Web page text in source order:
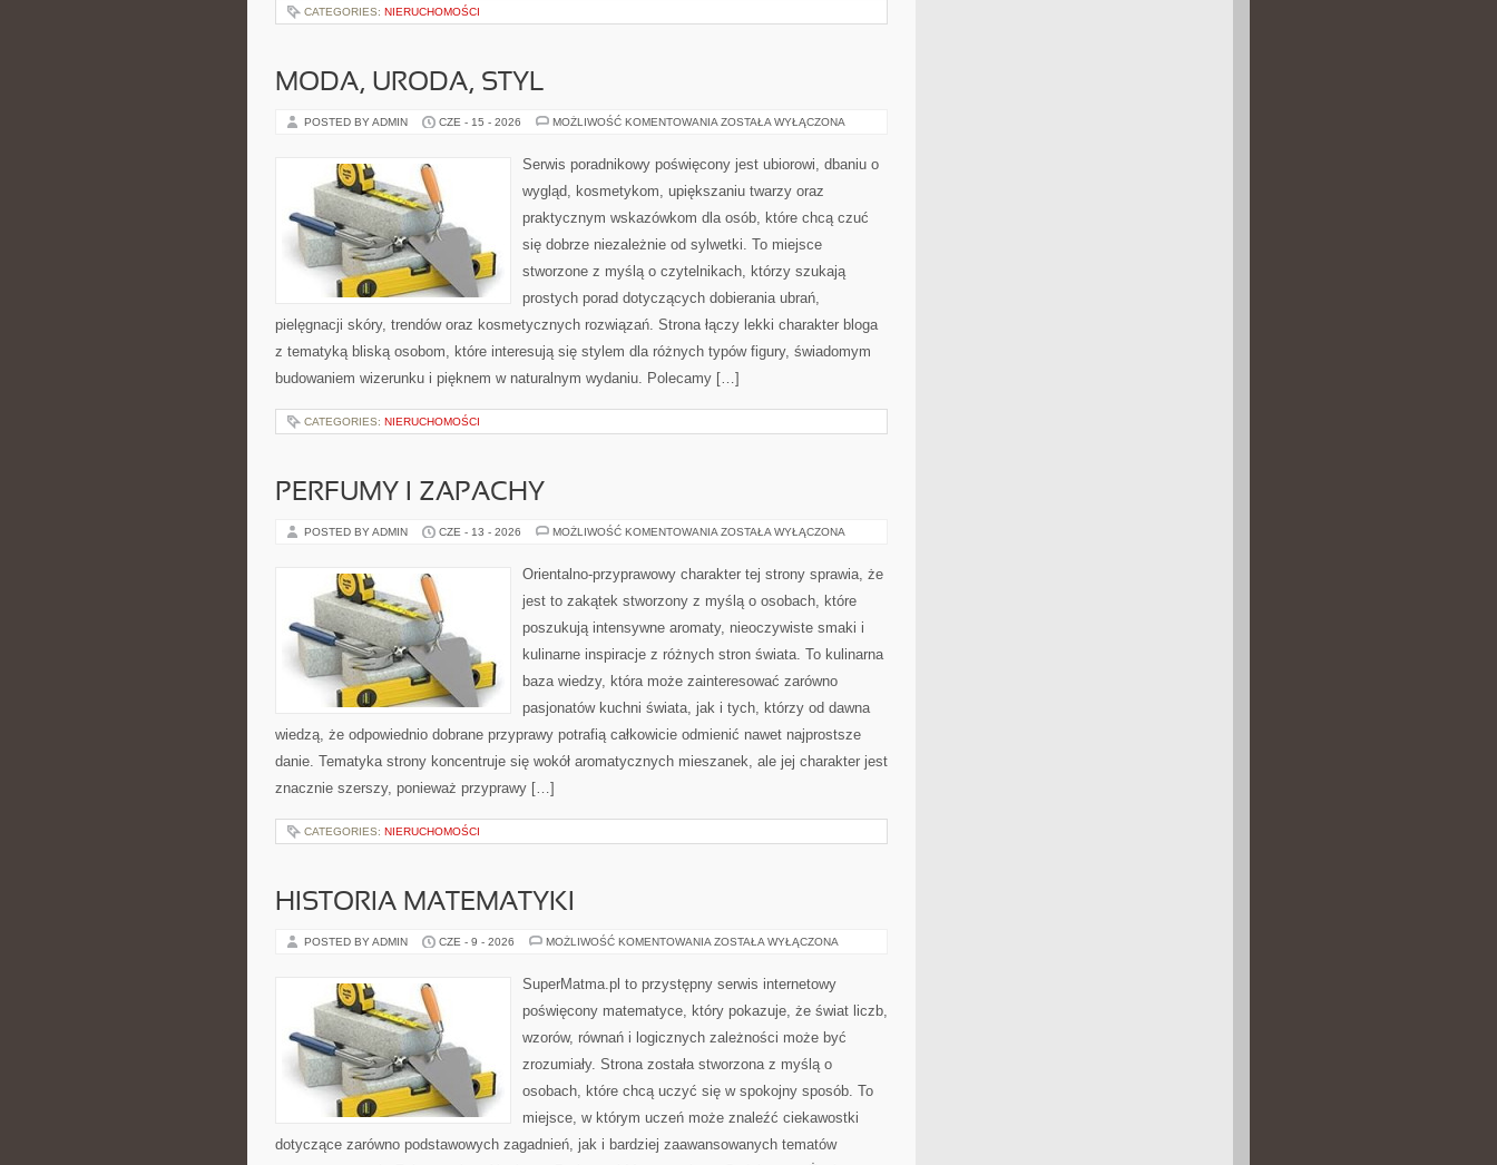
CATEGORIES: NIERUCHOMOŚCI
MODA, URODA, STYL
POSTED BY ADMIN CZE - 15 - 2026 MOŻLIWOŚĆ KOMENTOWANIA MODA,
ZOSTAŁA WYŁĄCZONA
Serwis poradnikowy poświęcony jest ubiorowi, dbaniu o
wygląd, kosmetykom, upiększaniu twarzy oraz
praktycznym wskazówkom dla osób, które chcą czuć
się dobrze niezależnie od sylwetki. To miejsce
stworzone z myślą o czytelnikach, którzy szukają
prostych porad dotyczących dobierania ubrań,
pielęgnacji skóry, trendów oraz kosmetycznych rozwiązań. Strona łączy lekki charakter bloga
z tematyką bliską osobom, które interesują się stylem dla różnych typów figury, świadomym
budowaniem wizerunku i pięknem w naturalnym wydaniu. Polecamy […]
CATEGORIES: NIERUCHOMOŚCI
PERFUMY I ZAPACHY
POSTED BY ADMIN CZE - 13 - 2026 MOŻLIWOŚĆ KOMENTOWANIA PERFUMY
ZOSTAŁA WYŁĄCZONA
Orientalno-przyprawowy charakter tej strony sprawia, że
jest to zakątek stworzony z myślą o osobach, które
poszukują intensywne aromaty, nieoczywiste smaki i
kulinarne inspiracje z różnych stron świata. To kulinarna
baza wiedzy, która może zainteresować zarówno
pasjonatów kuchni świata, jak i tych, którzy od dawna
wiedzą, że odpowiednio dobrane przyprawy potrafią całkowicie odmienić nawet najprostsze
danie. Tematyka strony koncentruje się wokół aromatycznych mieszanek, ale jej charakter jest
znacznie szerszy, ponieważ przyprawy […]
CATEGORIES: NIERUCHOMOŚCI
HISTORIA MATEMATYKI
POSTED BY ADMIN CZE - 9 - 2026 MOŻLIWOŚĆ KOMENTOWANIA HISTORIA
ZOSTAŁA WYŁĄCZONA
SuperMatma.pl to przystępny serwis internetowy
poświęcony matematyce, który pokazuje, że świat liczb,
wzorów, równań i logicznych zależności może być
zrozumiały. Strona została stworzona z myślą o
osobach, które chcą uczyć się w spokojny sposób. To
miejsce, w którym uczeń może znaleźć ciekawostki
dotyczące zarówno podstawowych zagadnień, jak i bardziej zaawansowanych tematów